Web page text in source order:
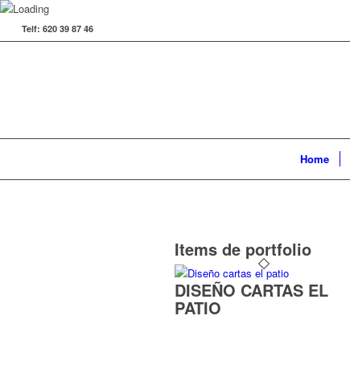
Telf: 620 39 87 46
Home
Items de portfolio
DISEÑO CARTAS EL
PATIO